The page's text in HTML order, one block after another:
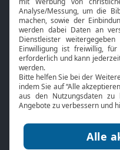
Bibel TV
Über uns
Jobs
Mediadaten